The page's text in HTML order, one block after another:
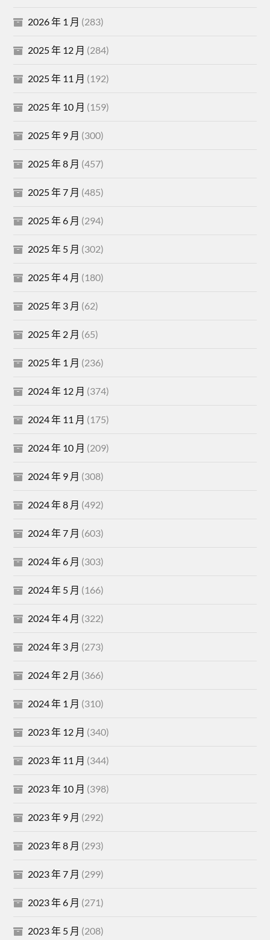
2026 年 1 月 (283)
2025 年 12 月 (284)
2025 年 11 月 (192)
2025 年 10 月 (159)
2025 年 9 月 (300)
2025 年 8 月 (457)
2025 年 7 月 (485)
2025 年 6 月 (294)
2025 年 5 月 (302)
2025 年 4 月 (180)
2025 年 3 月 (62)
2025 年 2 月 (65)
2025 年 1 月 (236)
2024 年 12 月 (374)
2024 年 11 月 (175)
2024 年 10 月 (209)
2024 年 9 月 (308)
2024 年 8 月 (492)
2024 年 7 月 (603)
2024 年 6 月 (303)
2024 年 5 月 (166)
2024 年 4 月 (322)
2024 年 3 月 (273)
2024 年 2 月 (366)
2024 年 1 月 (310)
2023 年 12 月 (340)
2023 年 11 月 (344)
2023 年 10 月 (398)
2023 年 9 月 (292)
2023 年 8 月 (293)
2023 年 7 月 (299)
2023 年 6 月 (271)
2023 年 5 月 (208)